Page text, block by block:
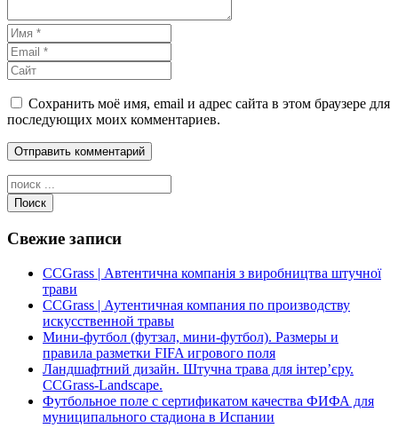
Сохранить моё имя, email и адрес сайта в этом браузере для
последующих моих комментариев.
Поиск
Свежие записи
CCGrass | Автентична компанія з виробництва штучної
трави
CCGrass | Аутентичная компания по производству
искусственной травы
Мини-футбол (футзал, мини-футбол). Размеры и
правила разметки FIFA игрового поля
Ландшафтний дизайн. Штучна трава для інтер’єру.
CCGrass-Landscape.
Футбольное поле с сертификатом качества ФИФА для
муниципального стадиона в Испании